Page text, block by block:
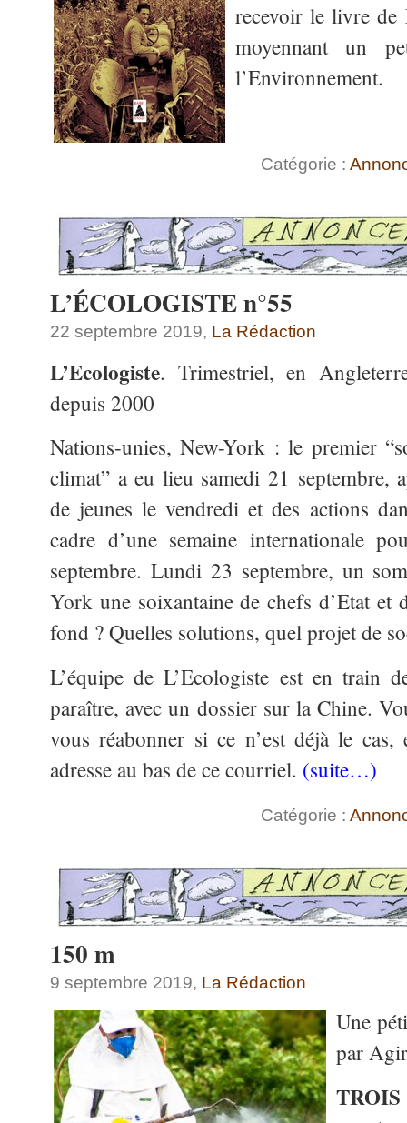
recevoir le livre de
moyennant un
l’Environnement.
Catégorie :
L’ÉCOLOGISTE n°55
22 septembre 2019, La Rédaction
L’Ecologiste. Trimestriel, en
depuis 2000
Nations-unies, New-York : le premier
climat” a eu lieu samedi 21 septembre,
de jeunes le vendredi et des actions
cadre d’une semaine internationale
septembre. Lundi 23 septembre, un
York une soixantaine de chefs d’Etat et
fond ? Quelles solutions, quel projet de
L’équipe de L’Ecologiste est en train
paraître, avec un dossier sur la Chine.
vous réabonner si ce n’est déjà le
adresse au bas de ce courriel. (suite…)
Catégorie :
150 m
9 septembre 2019, La Rédaction
Une
par